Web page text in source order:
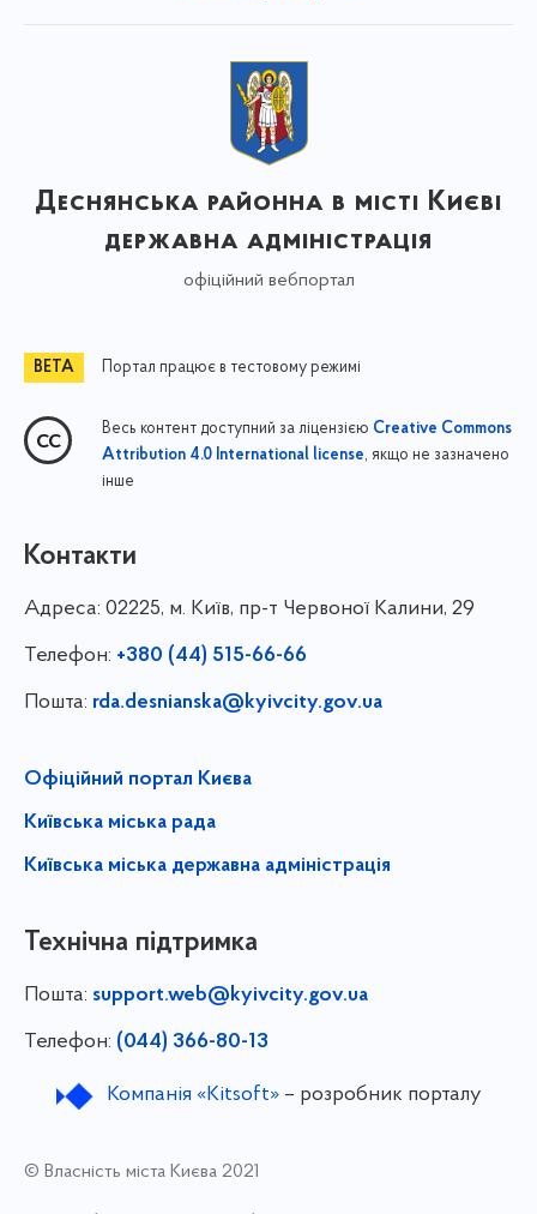
Деснянська районна в місті Києві
державна адміністрація
офіційний вебпортал
Портал працює в тестовому режимі
Весь контент доступний за ліцензією Creative Commons
Attribution 4.0 International license, якщо не зазначено
інше
Контакти
Адреса: 02225, м. Київ, пр-т Червоної Калини, 29
Телефон: +380 (44) 515-66-66
Пошта: rda.desnianska@kyivcity.gov.ua
Офіційний портал Києва
Київська міська рада
Київська міська державна адміністрація
Технічна підтримка
Пошта: support.web@kyivcity.gov.ua
Телефон: (044) 366-80-13
Компанія «Kitsoft»– розробник порталу
© Власність міста Києва 2021